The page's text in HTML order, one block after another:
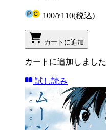
100/¥110(税込)
カートに追加
カートに追加しました
試し読み